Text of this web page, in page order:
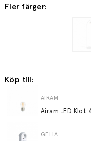
Fler färger:
Köp till:
AIRAM
Airam LED Klot
GELIA